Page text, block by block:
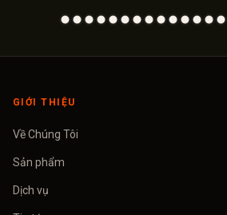
GIỚI THIỆU
Về Chúng Tôi
Sản phẩm
Dịch vụ